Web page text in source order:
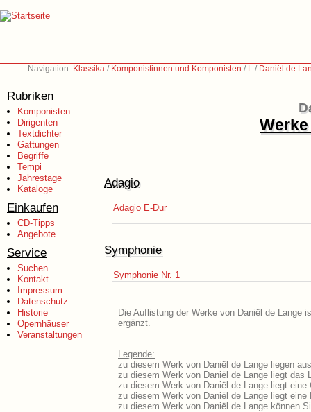
Navigation: Klassika / Komponistinnen und Komponisten / L / Daniël de
Rubriken
Komponisten
Dirigenten
Textdichter
Gattungen
Begriffe
Tempi
Jahrestage
Kataloge
Einkaufen
CD-Tipps
Angebote
Service
Suchen
Kontakt
Impressum
Datenschutz
Historie
Opernhäuser
Veranstaltungen
Adagio
Adagio E-Dur
Symphonie
Symphonie Nr. 1
Die Auflistung der Werke von Daniël de Lange
ergänzt.
Legende:
zu diesem Werk von Daniël de Lange liegen
zu diesem Werk von Daniël de Lange liegt das
zu diesem Werk von Daniël de Lange liegt eine
zu diesem Werk von Daniël de Lange liegt eine
zu diesem Werk von Daniël de Lange können